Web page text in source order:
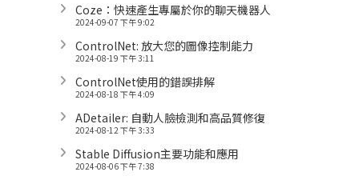
Coze：快速產生專屬於你的聊天機器人
2024-09-07 下午 9:02
ControlNet: 放大您的圖像控制能力
2024-08-19 下午 3:11
ControlNet使用的錯誤排解
2024-08-18 下午 4:09
ADetailer: 自動人臉檢測和高品質修復
2024-08-12 下午 3:33
Stable Diffusion主要功能和應用
2024-08-06 下午 7:38